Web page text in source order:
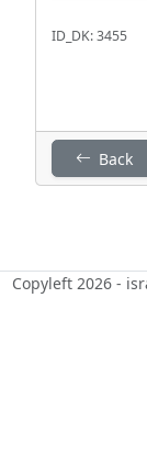
ID_DK: 3455
Back
Copyleft 2026 -